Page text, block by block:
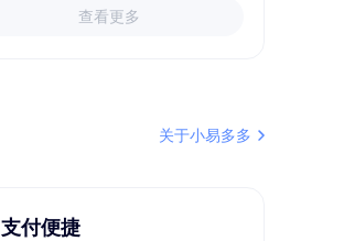
查看更多
关于小易多多
支付便捷